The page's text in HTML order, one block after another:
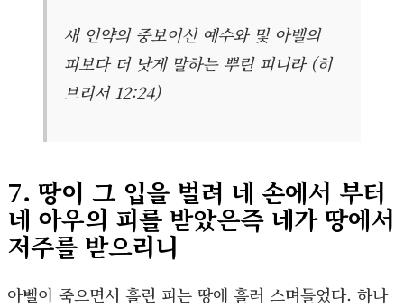
새 언약의 중보이신 예수와 및 아벨의
피보다 더 낫게 말하는 뿌린 피니라 (히
브리서 12:24)
7. 땅이 그 입을 벌려 네 손에서 부터
네 아우의 피를 받았은즉 네가 땅에서
저주를 받으리니
아벨이 죽으면서 흘린 피는 땅에 흘러 스며들었다. 하나